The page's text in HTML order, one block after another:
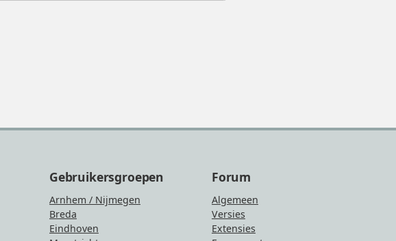
Gebruikersgroepen
Arnhem / Nijmegen
Breda
Eindhoven
Forum
Algemeen
Versies
Extensies